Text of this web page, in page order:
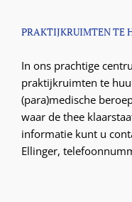
PRAKTIJKRUIMTEN TE
In ons prachtige
praktijkruimten te
(para)medische
waar de thee
informatie kunt u
Ellinger,